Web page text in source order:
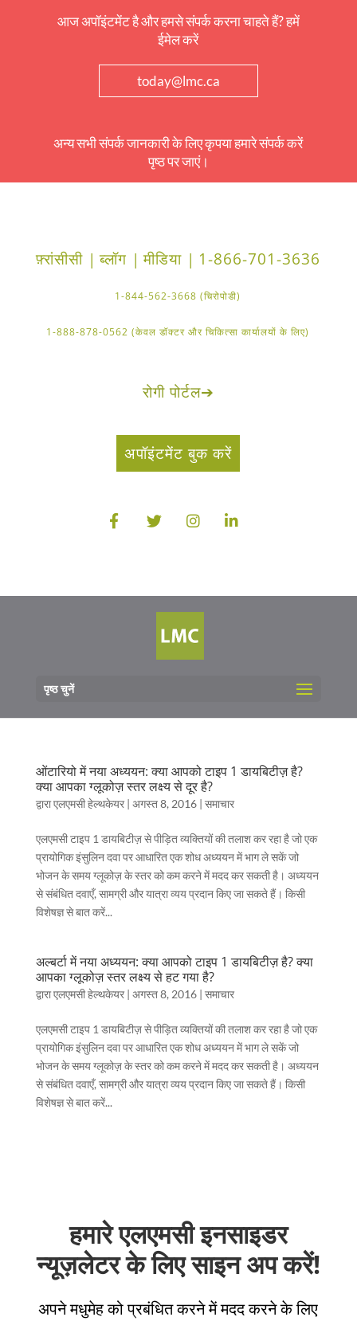
आज अपॉइंटमेंट है और हमसे संपर्क करना चाहते हैं? हमें
ईमेल करें
today@lmc.ca
अन्य सभी संपर्क जानकारी के लिए कृपया हमारे संपर्क करें
पृष्ठ पर जाएं।
फ़्रांसीसी | ब्लॉग | मीडिया | 1-866-701-3636
1-844-562-3668 (चिरोपोडी)
1-888-878-0562 (केवल डॉक्टर और चिकित्सा कार्यालयों के लिए)
रोगी पोर्टल➔
अपॉइंटमेंट बुक करें
पृष्ठ चुनें
ओंटारियो में नया अध्ययन: क्या आपको टाइप 1 डायबिटीज़ है?
क्या आपका ग्लूकोज़ स्तर लक्ष्य से दूर है?
द्वाराएलएमसी हेल्थकेयर| अगस्त 8, 2016| समाचार
एलएमसी टाइप 1 डायबिटीज़ से पीड़ित व्यक्तियों की तलाश कर रहा है जो एक
प्रायोगिक इंसुलिन दवा पर आधारित एक शोध अध्ययन में भाग ले सकें जो
भोजन के समय ग्लूकोज़ के स्तर को कम करने में मदद कर सकती है। अध्ययन
से संबंधित दवाएँ, सामग्री और यात्रा व्यय प्रदान किए जा सकते हैं। किसी
विशेषज्ञ से बात करें...
अल्बर्टा में नया अध्ययन: क्या आपको टाइप 1 डायबिटीज़ है? क्या
आपका ग्लूकोज़ स्तर लक्ष्य से हट गया है?
द्वाराएलएमसी हेल्थकेयर| अगस्त 8, 2016| समाचार
एलएमसी टाइप 1 डायबिटीज़ से पीड़ित व्यक्तियों की तलाश कर रहा है जो एक
प्रायोगिक इंसुलिन दवा पर आधारित एक शोध अध्ययन में भाग ले सकें जो
भोजन के समय ग्लूकोज़ के स्तर को कम करने में मदद कर सकती है। अध्ययन
से संबंधित दवाएँ, सामग्री और यात्रा व्यय प्रदान किए जा सकते हैं। किसी
विशेषज्ञ से बात करें...
हमारे एलएमसी इनसाइडर
न्यूज़लेटर के लिए साइन अप करें!
अपने मधुमेह को प्रबंधित करने में मदद करने के लिए